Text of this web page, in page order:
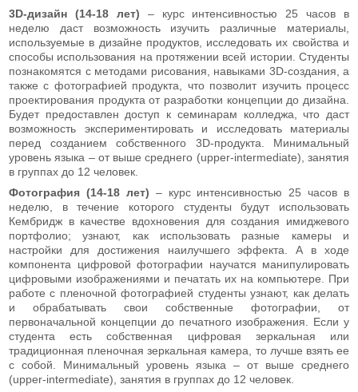
3D-дизайн (14-18 лет) – курс интенсивностью 25 часов в
неделю даст возможность изучить различные материалы,
используемые в дизайне продуктов, исследовать их свойства и
способы использования на протяжении всей истории. Студенты
познакомятся с методами рисования, навыками 3D-создания, а
также с фотографией продукта, что позволит изучить процесс
проектирования продукта от разработки концепции до дизайна.
Будет предоставлен доступ к семинарам колледжа, что даст
возможность экспериментировать и исследовать материалы
перед созданием собственного 3D-продукта. Минимальный
уровень языка – от выше среднего (upper-intermediate), занятия
в группах до 12 человек.
Фотография (14-18 лет) – курс интенсивностью 25 часов в
неделю, в течение которого студенты будут использовать
Кембридж в качестве вдохновения для создания имиджевого
портфолио; узнают, как использовать разные камеры и
настройки для достижения наилучшего эффекта. А в ходе
компонента цифровой фотографии научатся манипулировать
цифровыми изображениями и печатать их на компьютере. При
работе с пленочной фотографией студенты узнают, как делать
и обрабатывать свои собственные фотографии, от
первоначальной концепции до печатного изображения. Если у
студента есть собственная цифровая зеркальная или
традиционная пленочная зеркальная камера, то лучше взять ее
с собой. Минимальный уровень языка – от выше среднего
(upper-intermediate), занятия в группах до 12 человек.